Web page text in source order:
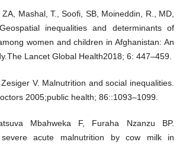
Mashal, T., Soofi, SB, Moineddin, R., MD,
inequalities and determinants of
women and children in Afghanistan: An
Lancet Global Health2018; 6: 447–459.
V. Malnutrition and social inequalities.
2005;public health; 86::1093–1099.
Mbahweka F, Furaha Nzanzu BP.
acute malnutrition by cow milk in